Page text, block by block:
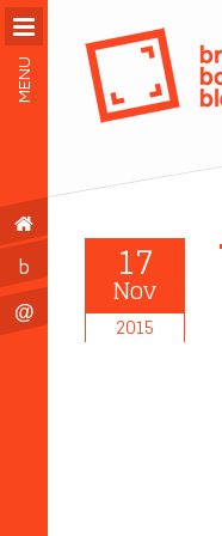
MENU
b
@
17
Nov
2015